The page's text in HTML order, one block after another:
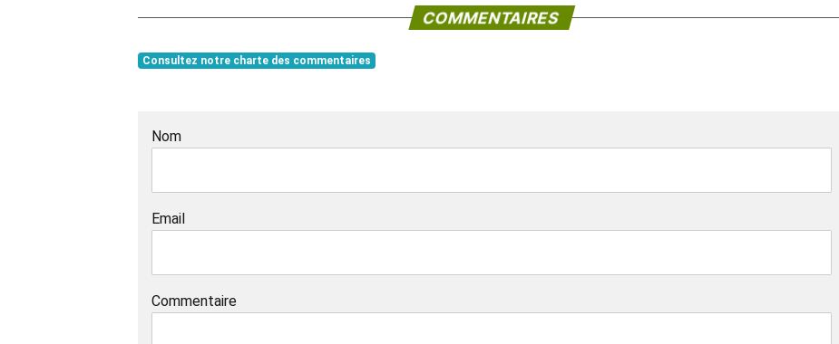
COMMENTAIRES
Consultez notre charte des commentaires
Nom
Email
Commentaire